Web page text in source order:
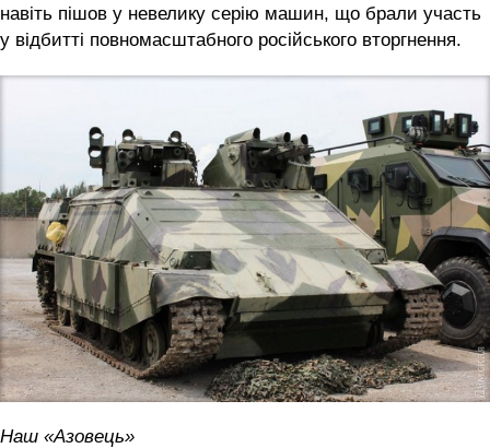
навіть пішов у невелику серію машин, що брали участь
у відбитті повномасштабного російського вторгнення.
Наш «Азовець»